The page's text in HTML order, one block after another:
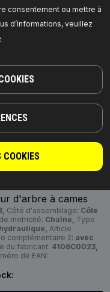
consentement ou mettre à
d’informations, veuillez
COOKIES
d'arbre à cames
Type de motricité:
de pièce du fabricant:
RIDEX,Numéro de EAN:
d'arbre à cames
Côté d'assemblage: Côté
motricité: Chaîne, Type
hydraulique, Article
complémentaire 2: avec
du fabricant: 4106C0023,
de EAN: